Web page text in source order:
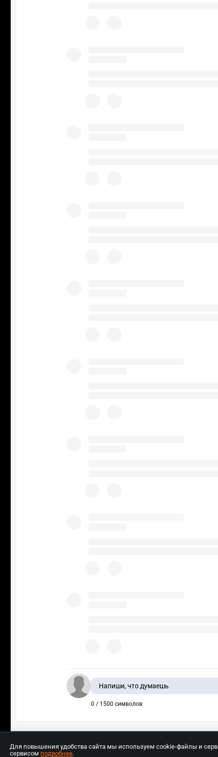
Напиши, что думаешь
0 / 1500 символов
Для повышения удобства сайта мы используем cookie-файлы и
сервисом подробнее.